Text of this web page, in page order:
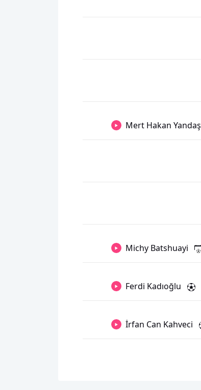
Mert Hakan Yandaş
Michy Batshuayi
Ferdi Kadıoğlu
İrfan Can Kahveci